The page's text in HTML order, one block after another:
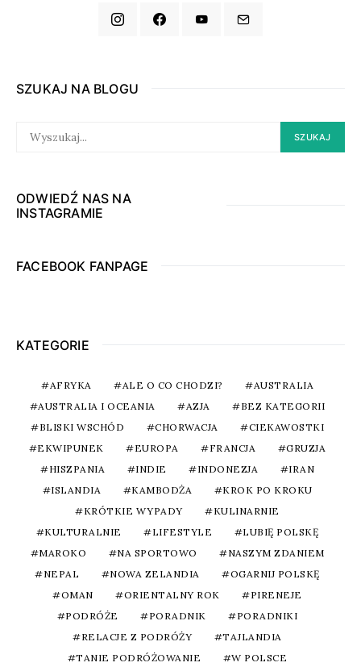
SZUKAJ NA BLOGU
FOR:
SZUKAJ
ODWIEDŹ NAS NA
INSTAGRAMIE
FACEBOOK FANPAGE
KATEGORIE
AFRYKA ALE O CO CHODZI?
AUSTRALIA
AUSTRALIA I OCEANIA
AZJA
BEZ KATEGORII
BLISKI WSCHÓD
CHORWACJA
CIEKAWOSTKI
EKWIPUNEK
EUROPA FRANCJA
GRUZJA
HISZPANIA
INDIE INDONEZJA
IRAN
ISLANDIA
KAMBODŻA
KROK PO KROKU
KRÓTKIE WYPADY
KULINARNIE
KULTURALNIE
LIFESTYLE
LUBIĘ POLSKĘ
MAROKO
NA SPORTOWO
NASZYM ZDANIEM
NEPAL
NOWA ZELANDIA
OGARNIJ POLSKĘ
OMAN
ORIENTALNY ROK
PIRENEJE
PODRÓŻE
PORADNIK
PORADNIKI
RELACJE Z PODRÓŻY
TAJLANDIA
TANIE PODRÓŻOWANIE
W POLSCE